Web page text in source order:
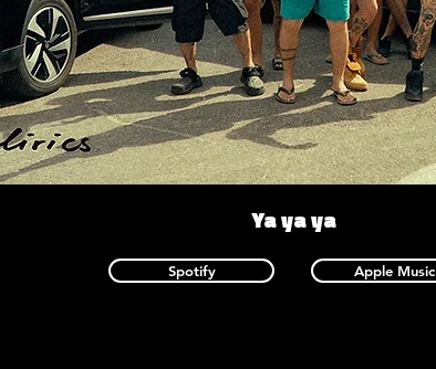
Ya ya ya
Spotify Apple Music